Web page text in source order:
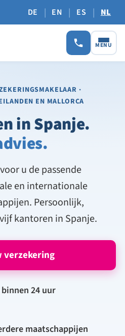
DE | EN | ES | NL
MENU
·
EN MALLORCA
in Spanje.
u de passende
en internationale
Persoonlijk,
kantoren in Spanje.
verzekering
24 uur
maatschappijen